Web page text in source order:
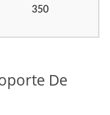
350
De